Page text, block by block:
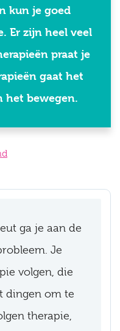
kun je goed
Er zijn heel veel
praat je
gaat het
het bewegen.
ga je aan de
Je
volgen, die
dingen om te
therapie,